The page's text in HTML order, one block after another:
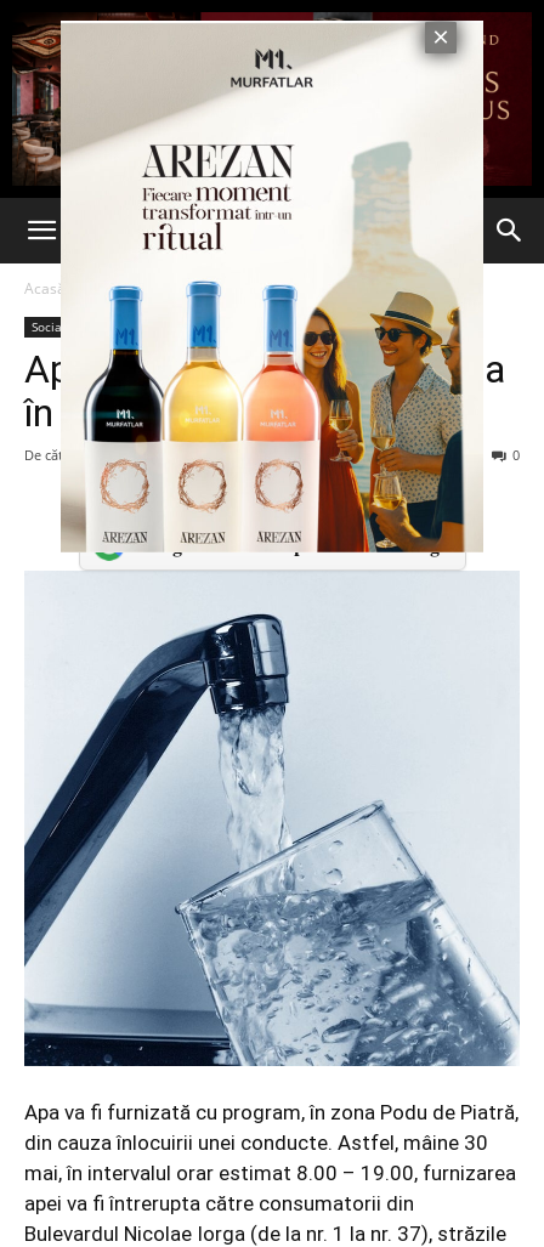
Acasă Social
Social
ApaVital opreşte din nou apa
în Iaşi
De către 29 mai 2013 0
Adaugă-ne ca sursă preferată în Google
Apa va fi furnizată cu program, în zona Podu de Piatră,
din cauza înlocuirii unei conducte. Astfel, mâine 30
mai, în intervalul orar estimat 8.00 – 19.00, furnizarea
apei va fi întrerupta către consumatorii din
Bulevardul Nicolae Iorga (de la nr. 1 la nr. 37), străzile